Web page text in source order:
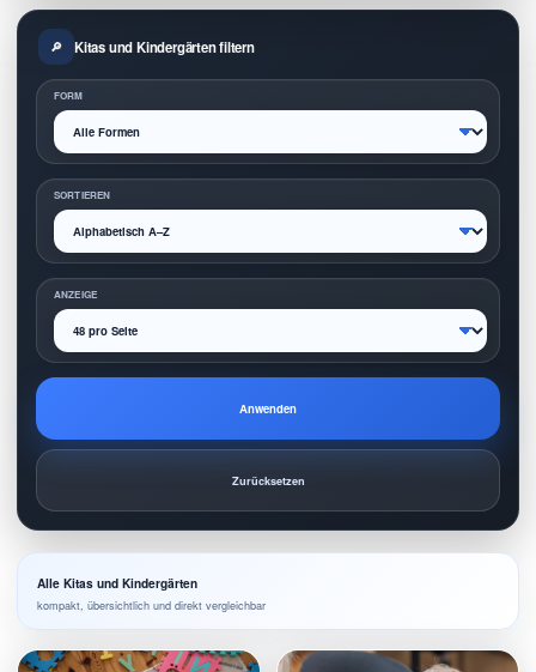
Kitas und Kindergärten filtern
FORM
SORTIEREN
ANZEIGE
Anwenden
Zurücksetzen
Alle Kitas und Kindergärten
kompakt, übersichtlich und direkt vergleichbar